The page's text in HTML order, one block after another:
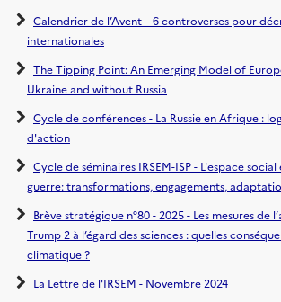
Calendrier de l’Avent – 6 controverses pour
internationales
The Tipping Point: An Emerging Model of
Ukraine and without Russia
Cycle de conférences - La Russie en Afrique :
d'action
Cycle de séminaires IRSEM-ISP - L'espace
guerre: transformations, engagements,
Brève stratégique n°80 - 2025 - Les mesures de
Trump 2 à l’égard des sciences : quelles
climatique ?
La Lettre de l'IRSEM - Novembre 2024